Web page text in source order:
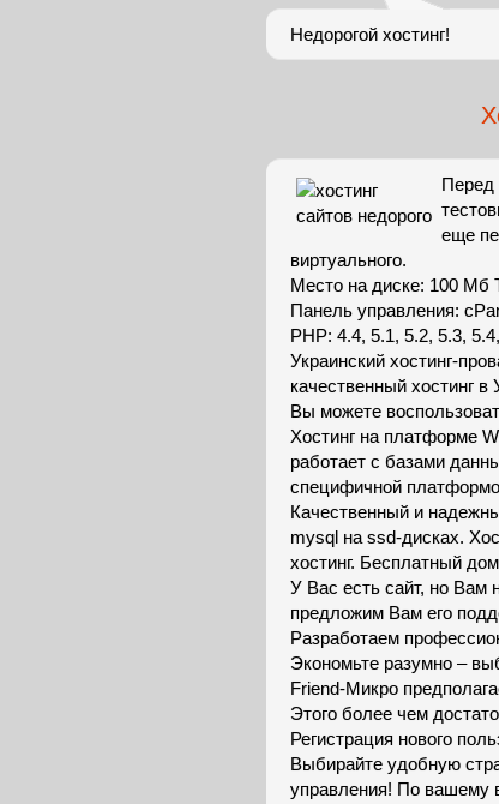
Недорогой хостинг!
Перед
еще
виртуального.
Место на диске: 100 Мб
Панель управления:
PHP: 4.4, 5.1, 5.2, 5.3,
Украинский хостинг-
качественный хостинг
Вы можете
Хостинг на платформе
работает с базами
специфичной
Качественный и
mysql на ssd-дисках.
хостинг. Бесплатный
У Вас есть сайт, но Вам
предложим Вам его
Разработаем
Экономьте разумно –
Friend-Микро
Этого более чем
Регистрация нового
Выбирайте удобную
управления! По вашему